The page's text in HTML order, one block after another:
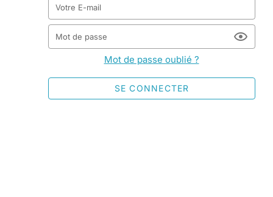
Votre E-mail
Mot de passe
Mot de passe oublié ?
SE CONNECTER